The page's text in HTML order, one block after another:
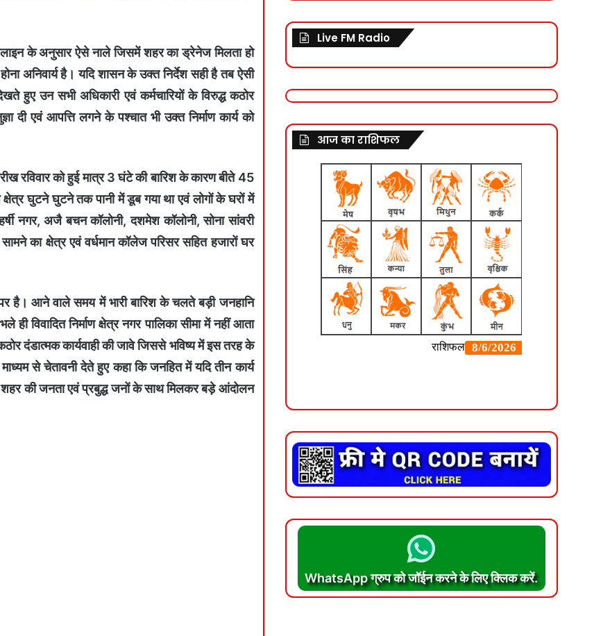
के अनुसार ऐसे नाले जिसमें शहर का ड्रेनेज मिलता हो
अनिवार्य है। यदि शासन के उक्त निर्देश सही है तब ऐसी
हुए उन सभी अधिकारी एवं कर्मचारियों के विरुद्ध कठोर
दी एवं आपत्ति लगने के पश्चात भी उक्त निर्माण कार्य को
रविवार को हुई मात्र 3 घंटे की बारिश के कारण बीते 45
क्षेत्र घुटने घुटने तक पानी में डूब गया था एवं लोगों के घरों में
नगर, अजै बचन कॉलोनी, दशमेश कॉलोनी, सोना सांवरी
का क्षेत्र एवं वर्धमान कॉलेज परिसर सहित हजारों घर
पर है। आने वाले समय में भारी बारिश के चलते बड़ी जनहानि
विवादित निर्माण क्षेत्र नगर पालिका सीमा में नहीं आता
दंडात्मक कार्यवाही की जावे जिससे भविष्य में इस तरह के
से चेतावनी देते हुए कहा कि जनहित में यदि तीन कार्य
शहर की जनता एवं प्रबुद्ध जनों के साथ मिलकर बड़े आंदोलन
Live FM Radio
आज का राशिफल
WhatsApp ग्रुप को जॉईन करने के लिए क्लिक करें.